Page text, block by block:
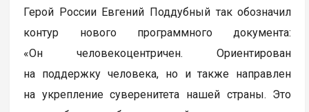
Герой России Евгений Поддубный так обозначил
контур нового программного документа:
«Он человекоцентричен. Ориентирован
на поддержку человека, но и также направлен
на укрепление суверенитета нашей страны. Это